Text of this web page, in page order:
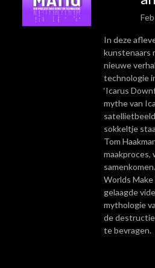
In deze
kunstenaars
nieuwe
technologie
‘Icarus
mythe van
sokkeltje
Tom
Worlds Make
gelaagde
mythologie
de
te bevragen.